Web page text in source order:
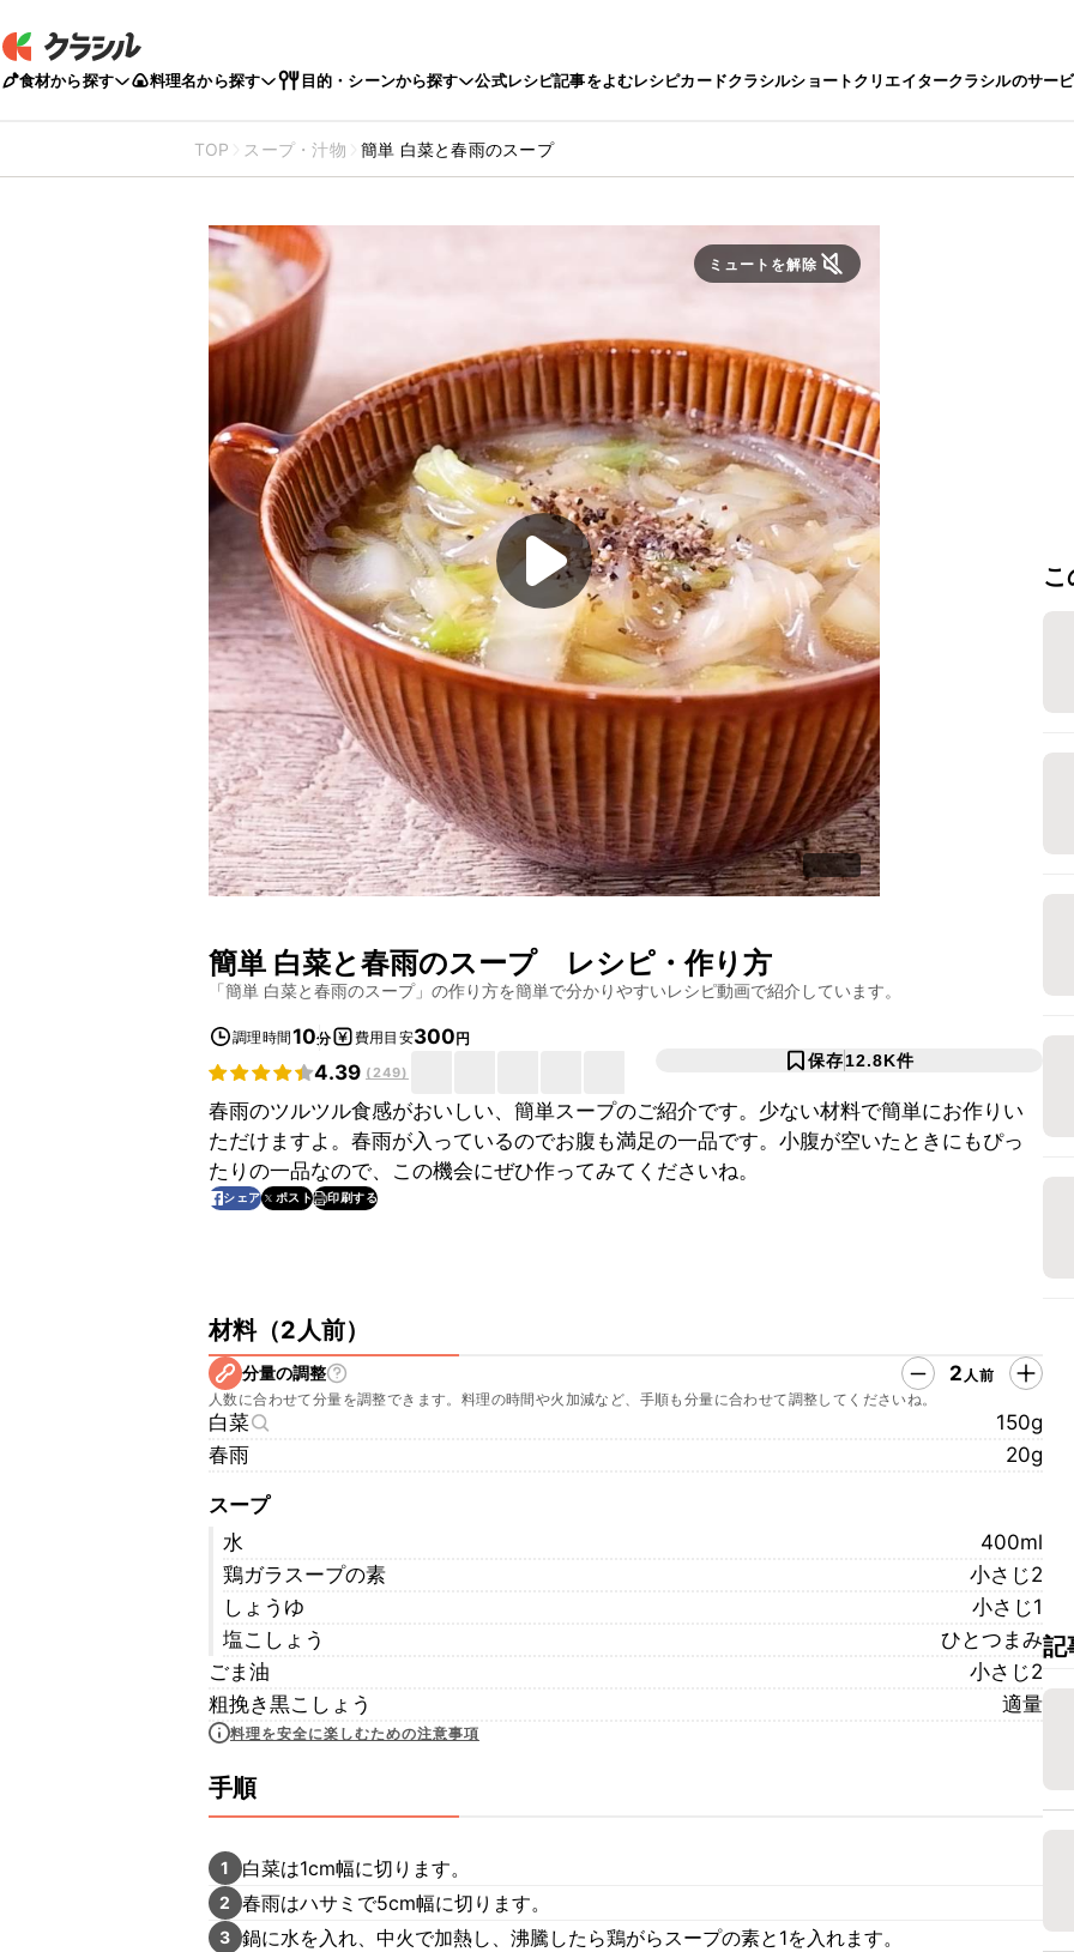
食材から探す 料理名から探す 目的・シーンから探す 公式レシピ記事をよむレシピカードクラシルショートクリエイタークラシルのサー
TOP スープ・汁物 簡単 白菜と春雨のスープ
ミュートを解除
簡単 白菜と春雨のスープレシピ・作り方
「簡単 白菜と春雨のスープ」の作り方を簡単で分かりやすいレシピ動画で紹介しています。
調理時間10分 費用目安300円
4.39 (249)
保存12.8K件
春雨のツルツル食感がおいしい、簡単スープのご紹介です。少ない材料で簡単にお作りい
ただけますよ。春雨が入っているのでお腹も満足の一品です。小腹が空いたときにもぴっ
たりの一品なので、この機会にぜひ作ってみてくださいね。
シェア ポスト 印刷する
材料（2人前）
分量の調整 2 人前
人数に合わせて分量を調整できます。料理の時間や火加減など、手順も分量に合わせて調整してくださいね。
白菜
150g
春雨
20g
スープ
水
400ml
鶏ガラスープの素
小さじ2
しょうゆ
小さじ1
塩こしょう
ひとつまみ
ごま油
小さじ2
粗挽き黒こしょう
適量
料理を安全に楽しむための注意事項
手順
1 白菜は1cm幅に切ります。
2 春雨はハサミで5cm幅に切ります。
3 鍋に水を入れ、中火で加熱し、沸騰したら鶏がらスープの素と1を入れます。
記